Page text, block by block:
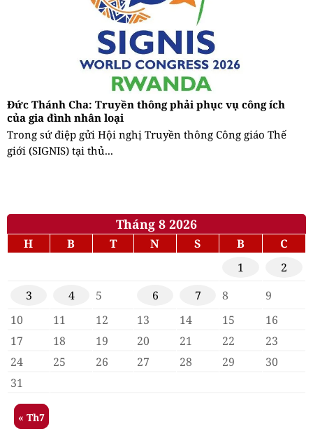
Đức Thánh Cha: Truyền thông phải phục vụ công ích
của gia đình nhân loại
Trong sứ điệp gửi Hội nghị Truyền thông Công giáo Thế
giới (SIGNIS) tại thủ...
Tháng 8 2026
H B T N S B
C
1
2
3
4 5 6 7 8
9
10
11 12 13 14 15
16
17
18 19 20 21 22
23
24
25 26 27 28 29
30
31
« Th7